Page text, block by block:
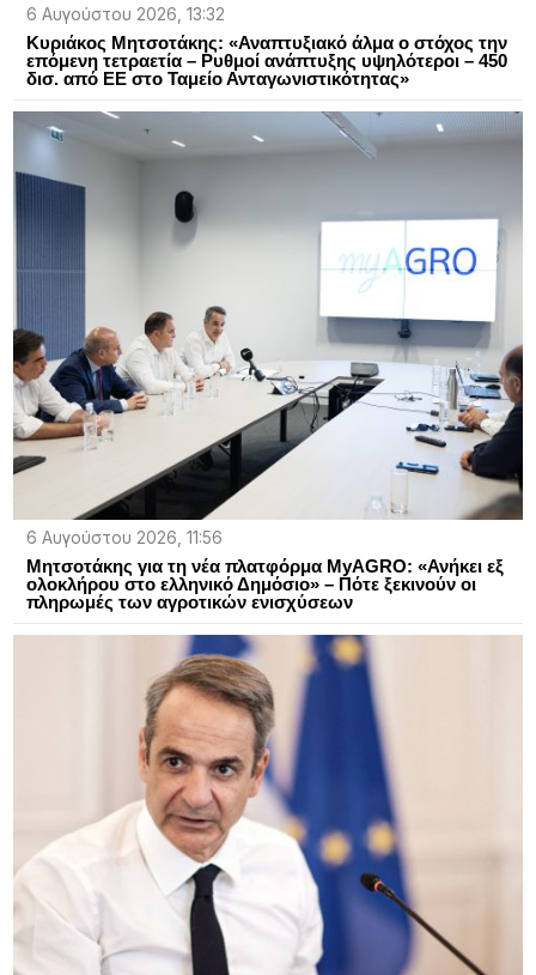
6 Αυγούστου 2026, 13:32
Κυριάκος Μητσοτάκης: «Αναπτυξιακό άλμα ο στόχος την
επόμενη τετραετία – Ρυθμοί ανάπτυξης υψηλότεροι – 450
δισ. από ΕΕ στο Ταμείο Ανταγωνιστικότητας»
6 Αυγούστου 2026, 11:56
Μητσοτάκης για τη νέα πλατφόρμα MyAGRO: «Ανήκει εξ
ολοκλήρου στο ελληνικό Δημόσιο» – Πότε ξεκινούν οι
πληρωμές των αγροτικών ενισχύσεων